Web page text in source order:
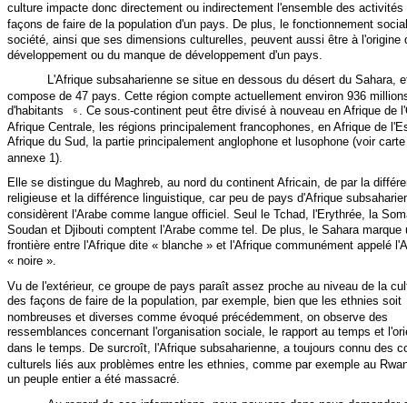
culture impacte donc directement ou indirectement l'ensemble des activités
façons de faire de la population d'un pays. De plus, le fonctionnement
société, ainsi que ses dimensions culturelles, peuvent aussi être à l'origine
développement ou du manque de développement d'un pays.
L'Afrique subsaharienne se situe en dessous du désert du Sahara,
compose de 47 pays. Cette région compte actuellement environ 936
d'habitants
6 . Ce sous-continent peut être divisé à nouveau en Afrique de
Afrique Centrale, les régions principalement francophones, en Afrique de
Afrique du Sud, la partie principalement anglophone et lusophone (voir
annexe 1).
Elle se distingue du Maghreb, au nord du continent Africain, de par la
religieuse et la différence linguistique, car peu de pays d'Afrique
considèrent l'Arabe comme langue officiel. Seul le Tchad, l'Erythrée, la
Soudan et Djibouti comptent l'Arabe comme tel. De plus, le Sahara marque
frontière entre l'Afrique dite « blanche » et l'Afrique communément appelé
« noire ».
Vu de l'extérieur, ce groupe de pays paraît assez proche au niveau de la
des façons de faire de la population, par exemple, bien que les ethnies soit
nombreuses et diverses comme évoqué précédemment, on observe des
ressemblances concernant l'organisation sociale, le rapport au temps et
dans le temps. De surcroît, l'Afrique subsaharienne, a toujours connu des
culturels liés aux problèmes entre les ethnies, comme par exemple au
un peuple entier a été massacré.